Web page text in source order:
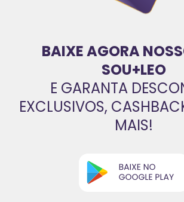
BAIXE AGORA
SOU+LEO
E GARANTA
EXCLUSIVOS,
MAIS!